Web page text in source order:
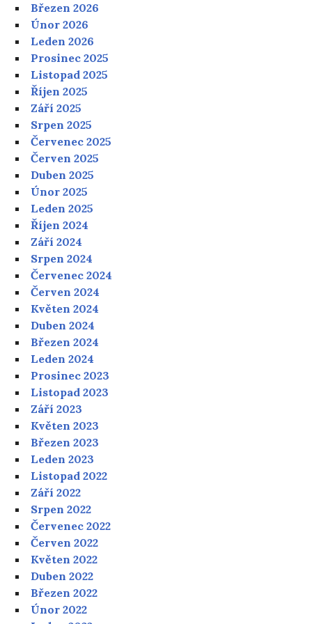
Březen 2026
Únor 2026
Leden 2026
Prosinec 2025
Listopad 2025
Říjen 2025
Září 2025
Srpen 2025
Červenec 2025
Červen 2025
Duben 2025
Únor 2025
Leden 2025
Říjen 2024
Září 2024
Srpen 2024
Červenec 2024
Červen 2024
Květen 2024
Duben 2024
Březen 2024
Leden 2024
Prosinec 2023
Listopad 2023
Září 2023
Květen 2023
Březen 2023
Leden 2023
Listopad 2022
Září 2022
Srpen 2022
Červenec 2022
Červen 2022
Květen 2022
Duben 2022
Březen 2022
Únor 2022